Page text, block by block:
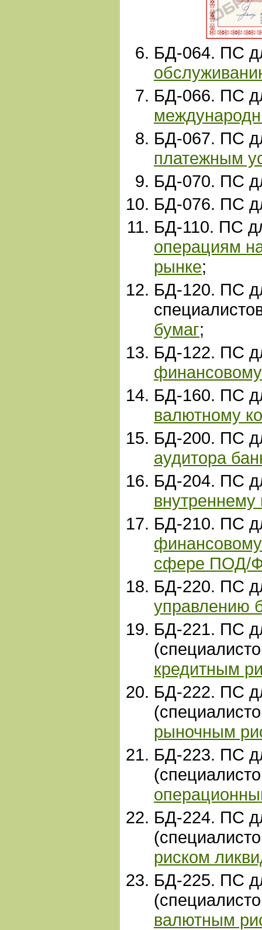
БД-064. ПС
БД-066. ПС
БД-067. ПС
платежным
БД-070. ПС
БД-076. ПС
БД-110. ПС
операциям
рынке;
БД-120. ПС
бумаг;
БД-122. ПС
БД-160. ПС
валютному
БД-200. ПС
аудитора
БД-204. ПС
внутреннему
БД-210. ПС
сфере ПОД/
БД-220. ПС
управлению
БД-221. ПС
кредитным
БД-222. ПС
рыночным
БД-223. ПС
БД-224. ПС
риском
БД-225. ПС
валютным